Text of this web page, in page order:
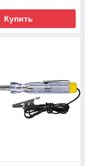
Купить